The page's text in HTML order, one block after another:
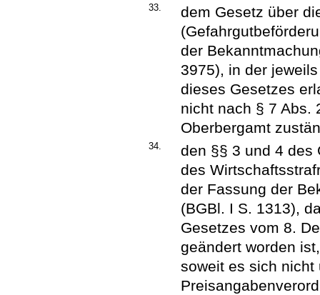
33.
dem Gesetz über
der
3975), in der
dieses Gesetzes
nicht nach § 7 Abs.
Oberbergamt
34.
den §§ 3 und 4 des
des
der Fassung der
(BGBl. I S. 1313),
Gesetzes vom 8.
geändert worden
soweit es sich nicht